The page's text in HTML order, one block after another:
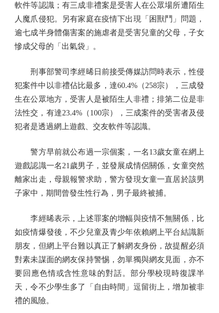
軟件等認識；有三成非禮案是受害人在公眾場所遭陌生
人魔爪侵犯。另有家庭在疫情下出現「困獸鬥」問題，
逾七成半身體傷害案的施虐者是受害兒童的父母，子女
慘成父母的「出氣袋」。
刑事部警司李經晞日前接受傳媒訪問時表示，性侵
犯案件中以非禮佔比最多，達60.4%（258宗），三成發
生在公眾地方，受害人是被陌生人非禮；排第二位是非
法性交，有達23.4%（100宗），三成案件的受害者及侵
犯者是透過網上遊戲、交友軟件等認識。
警方早前就公布過一宗個案，一名13歲女童在網上
遊戲認識一名21歲男子，並發展成情侶關係，女童突然
離家出走，母親報警求助，警方發現女童一直居於該男
子家中，期間曾發生性行為，男子最終被捕。
李經晞表示，上述罪案的增幅與疫情不無關係，比
如疫情爆發後，不少兒童及青少年依賴網上平台結識新
朋友，但網上平台難以真正了解網友身份，故提醒必須
對素未謀面的網友保持警惕，勿單獨與網友見面，亦不
要回應色情或含性意味的對話。部分學校現時復課半
天，令不少學生多了「自由時間」逗留街上，增加被非
禮的風險。